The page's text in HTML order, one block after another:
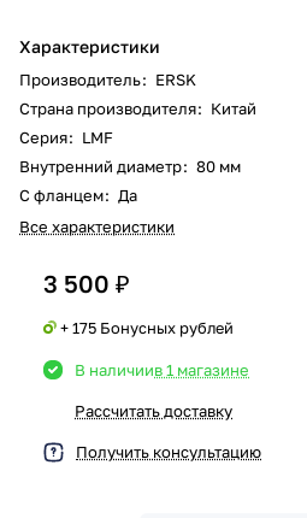
Характеристики
Производитель: ERSK
Страна производителя: Китай
Серия: LMF
Внутренний диаметр: 80 мм
С фланцем: Да
Все характеристики
3 500 ₽
+ 175 Бонусных рублей
В наличиив 1 магазине
Рассчитать доставку
Получить консультацию